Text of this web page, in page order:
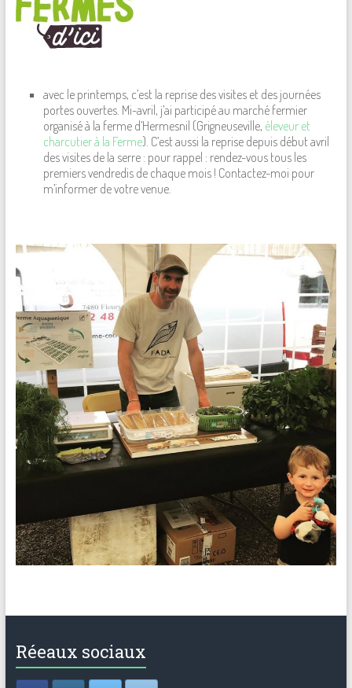
avec le printemps, c’est la reprise des visites et des journées
portes ouvertes. Mi-avril, j’ai participé au marché fermier
organisé à la ferme d’Hermesnil (Grigneuseville, éleveur et
charcutier à la Ferme). C’est aussi la reprise depuis début avril
des visites de la serre : pour rappel : rendez-vous tous les
premiers vendredis de chaque mois ! Contactez-moi pour
m’informer de votre venue.
Réeaux sociaux